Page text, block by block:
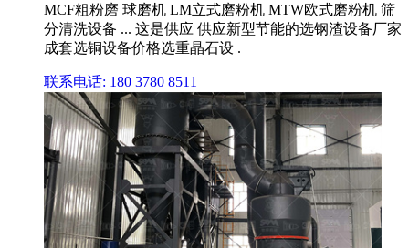
MCF粗粉磨 球磨机 LM立式磨粉机 MTW欧式磨粉机 筛
分清洗设备 ... 这是供应 供应新型节能的选钢渣设备厂家
成套选铜设备价格选重晶石设 .
联系电话: 180 3780 8511